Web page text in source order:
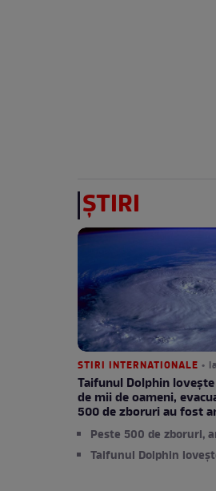
ȘTIRI
STIRI INTERNATIONALE •
Taifunul Dolphin
de mii de oameni,
500 de zboruri au fost
Peste 500 de zboruri,
Taifunul Dolphin